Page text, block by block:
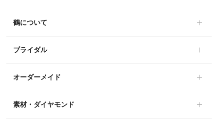
鶴について
ブライダル
オーダーメイド
素材・ダイヤモンド